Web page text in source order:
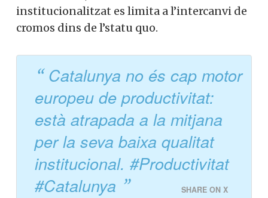
institucionalitzat es limita a l’intercanvi de
cromos dins de l’statu quo.
Catalunya no és cap motor
europeu de productivitat:
està atrapada a la mitjana
per la seva baixa qualitat
institucional. #Productivitat
#Catalunya
SHARE ON X